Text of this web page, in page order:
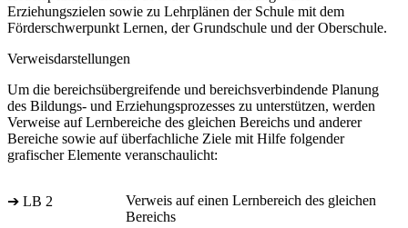
Erziehungszielen sowie zu Lehrplänen der Schule mit dem
Förderschwerpunkt Lernen, der Grundschule und der Oberschule.
Verweisdarstellungen
Um die bereichsübergreifende und bereichsverbindende Planung
des Bildungs- und Erziehungsprozesses zu unterstützen, werden
Verweise auf Lernbereiche des gleichen Bereichs und anderer
Bereiche sowie auf überfachliche Ziele mit Hilfe folgender
grafischer Elemente veranschaulicht:
➔ LB 2
Verweis auf einen Lernbereich des gleichen
Bereichs